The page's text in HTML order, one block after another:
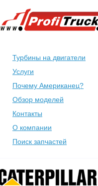
Турбины на двигатели
Услуги
Почему Американец?
Обзор моделей
Контакты
О компании
Поиск запчастей